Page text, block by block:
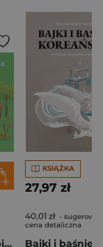
Stefcia spotyka pieska
KSIĄŻKA
27,97 zł
40,01 zł -
cena detaliczna